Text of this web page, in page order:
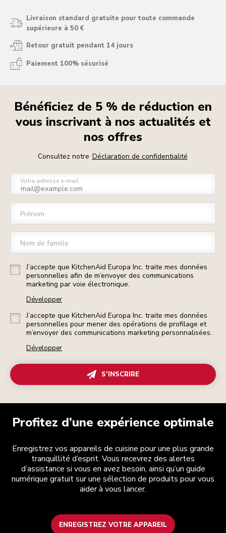
Livraison standard gratuite pour toute commande
supérieure à 50 €
Retour gratuit pendant 14 jours
Paiement 100% sécurisé
Bénéficiez de 5 % de réduction en
vous inscrivant à nos actualités et
nos offres
Consultez notre Déclaration de confidentialité
Votre adresse e-mail
Prénom
Nom de famille
J’accepte que KitchenAid Europa Inc. traite mes données
personnelles afin de m’envoyer des communications
marketing par voie électronique.
Développer
J’accepte que KitchenAid Europa Inc. traite mes données
personnelles pour mener des opérations de profilage et
m’envoyer des communications marketing personnalisées.
Développer
S’INSCRIRE
Profitez d’une expérience optimale
Enregistrez vos appareils de cuisine pour une plus grande
tranquillité d’esprit. Vous recevrez des alertes
d’assistance si vous en avez besoin, ainsi qu’un guide
numérique gratuit sur une sélection de produits pour vous
aider à vous lancer.
ENREGISTREZ VOTRE APPAREIL